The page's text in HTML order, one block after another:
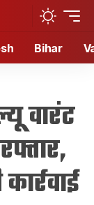
Bihar
वारंट